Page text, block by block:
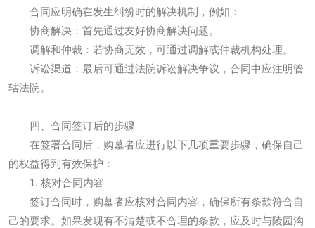
合同应明确在发生纠纷时的解决机制，例如：
协商解决：首先通过友好协商解决问题。
调解和仲裁：若协商无效，可通过调解或仲裁机构处理。
诉讼渠道：最后可通过法院诉讼解决争议，合同中应注明管
辖法院。
四、合同签订后的步骤
在签署合同后，购墓者应进行以下几项重要步骤，确保自己
的权益得到有效保护：
1. 核对合同内容
签订合同时，购墓者应核对合同内容，确保所有条款符合自
己的要求。如果发现有不清楚或不合理的条款，应及时与陵园沟